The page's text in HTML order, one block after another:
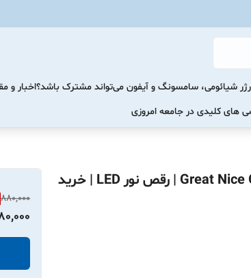
شیائومی، سامسونگ و آیفون می‌تواند مشترک باشد؟اخبار و
های کلیدی در جامعه امروزی
اسپیکر بلوتوثی Great Nice GTS-1835 | رقص نور LED | خرید
880,000